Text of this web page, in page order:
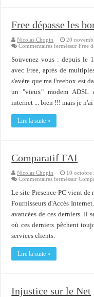
Free dépasse les
Nicolas Chopin
20
Commentaires ferméssur Free
Souvenez vous : depuis le
avec Free, après de
s'avère que ma Freebox est
un "vieux" modem ADSL
internet ... bien !!! mais je
Lire la suite »
Comparatif FAI
Nicolas Chopin
10 octobre
Commentaires ferméssur
Le site Presence-PC vient
Fournisseurs d'Accès
avancées de ces derniers. Il
où ces derniers pêchent
services clients.
Lire la suite »
Injustice sur le Net